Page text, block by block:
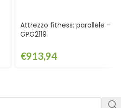
Attrezzo fitness: parallele –
GPG2119
€913,94